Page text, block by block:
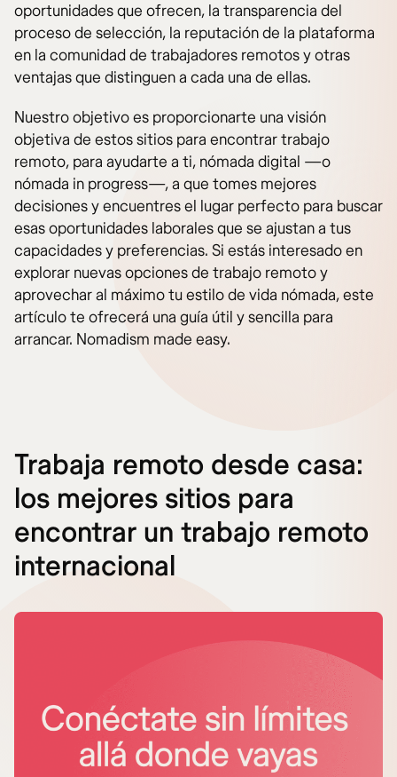
oportunidades que ofrecen, la transparencia del
proceso de selección, la reputación de la plataforma
en la comunidad de trabajadores remotos y otras
ventajas que distinguen a cada una de ellas.
Nuestro objetivo es proporcionarte una visión
objetiva de estos sitios para encontrar trabajo
remoto, para ayudarte a ti, nómada digital —o
nómada in progress—, a que tomes mejores
decisiones y encuentres el lugar perfecto para buscar
esas oportunidades laborales que se ajustan a tus
capacidades y preferencias. Si estás interesado en
explorar nuevas opciones de trabajo remoto y
aprovechar al máximo tu estilo de vida nómada, este
artículo te ofrecerá una guía útil y sencilla para
arrancar. Nomadism made easy.
Trabaja remoto desde casa:
los mejores sitios para
encontrar un trabajo remoto
internacional